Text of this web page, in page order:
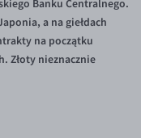
Banku Centralnego.
a na giełdach
na początku
Złoty nieznacznie